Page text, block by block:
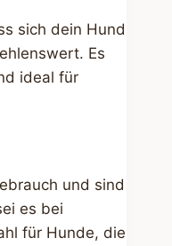
sich dein Hund
Es
ideal für
und sind
es bei
für Hunde, die